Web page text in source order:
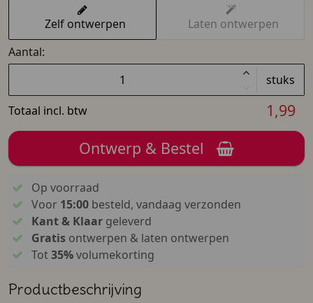
Zelf ontwerpen
Laten ontwerpen
Aantal:
stuks
Totaal incl. btw
1,99
Ontwerp & Bestel
Op voorraad
Voor 15:00besteld, vandaag verzonden
Kant & Klaargeleverd
Gratisontwerpen & laten ontwerpen
Tot35%volumekorting
Productbeschrijving